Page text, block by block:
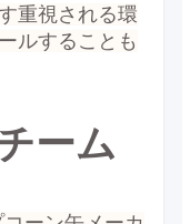
重視される環
ルすることも
ーム